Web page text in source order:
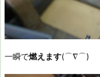
一瞬で燃えます(⌒∇⌒)